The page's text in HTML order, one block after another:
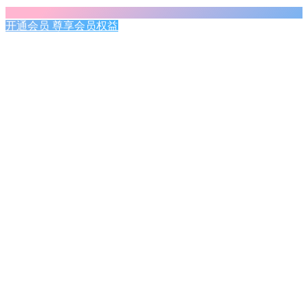
开通会员 尊享会员权益